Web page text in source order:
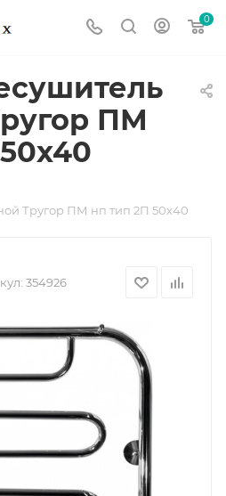
0
ПМ
Тругор ПМ нп тип 2П 50x40
354926